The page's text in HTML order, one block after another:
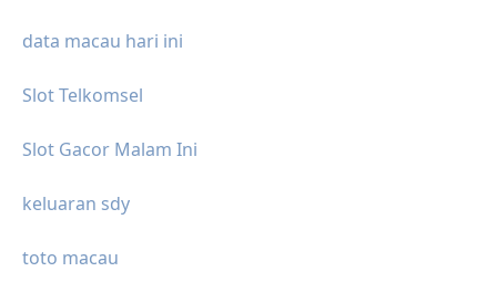
data macau hari ini
Slot Telkomsel
Slot Gacor Malam Ini
keluaran sdy
toto macau